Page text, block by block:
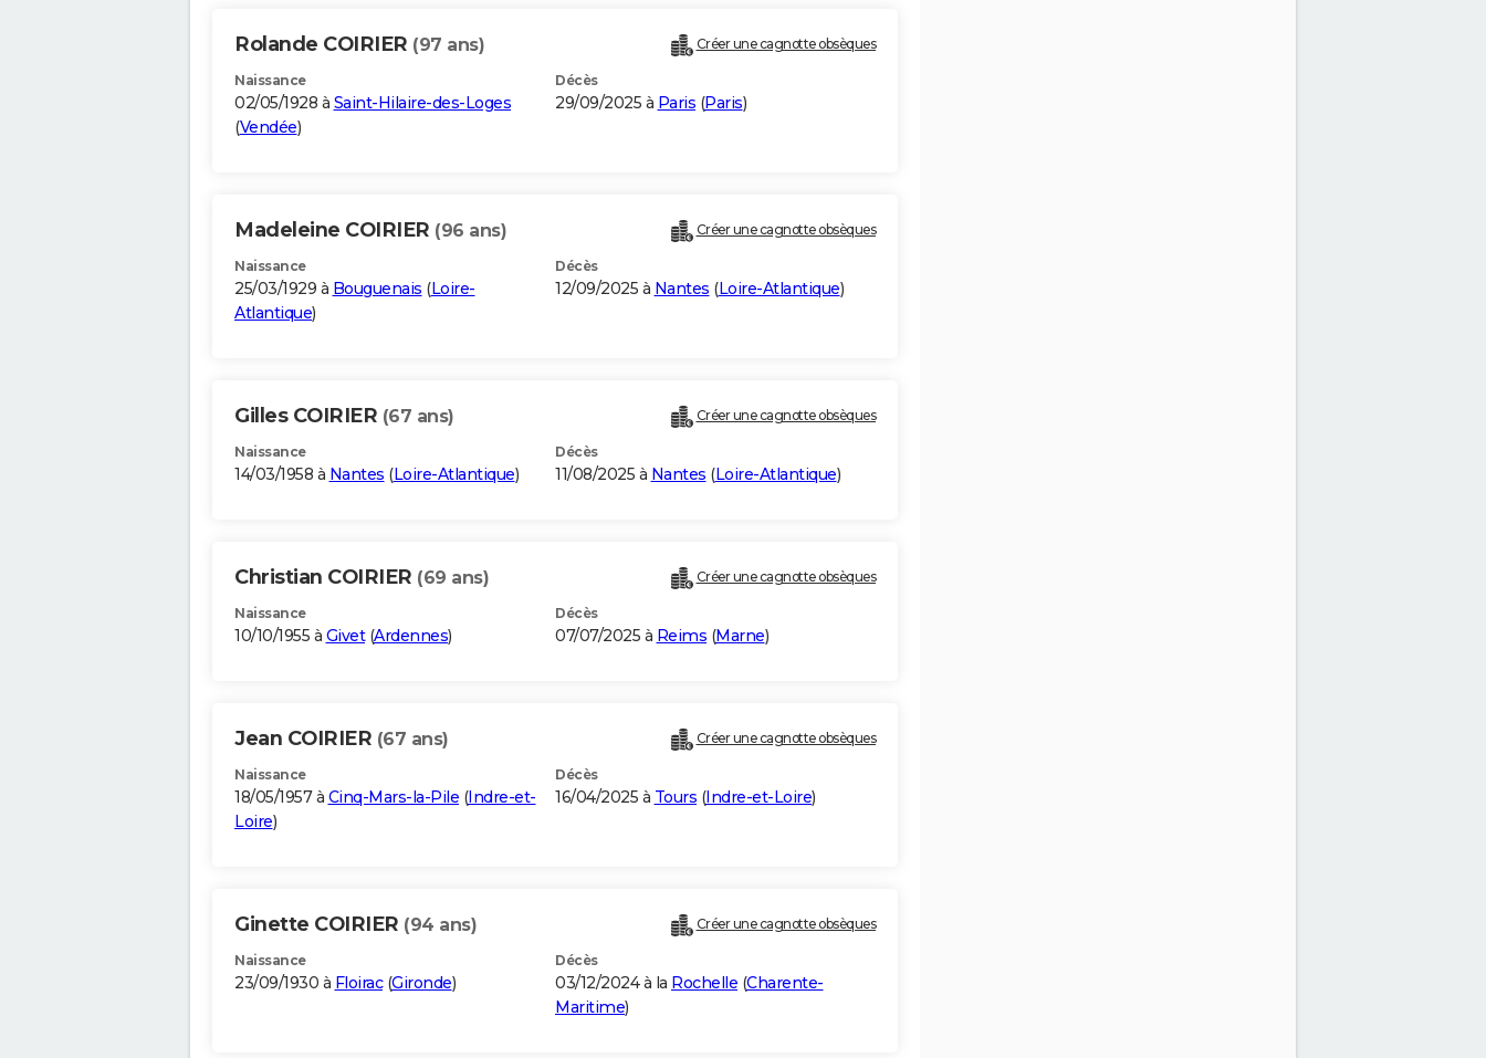
Rolande COIRIER (97 ans) Créer une cagnotte obsèques
Naissance
02/05/1928 à Saint-Hilaire-des-Loges
(Vendée)
Décès
29/09/2025 à Paris (Paris)
Madeleine COIRIER (96 ans) Créer une cagnotte obsèques
Naissance
25/03/1929 à Bouguenais (Loire-
Atlantique)
Décès
12/09/2025 à Nantes (Loire-Atlantique)
Gilles COIRIER (67 ans) Créer une cagnotte obsèques
Naissance
14/03/1958 à Nantes (Loire-Atlantique)
Décès
11/08/2025 à Nantes (Loire-Atlantique)
Christian COIRIER (69 ans) Créer une cagnotte obsèques
Naissance
10/10/1955 à Givet(Ardennes)
Décès
07/07/2025 à Reims (Marne)
Jean COIRIER (67 ans) Créer une cagnotte obsèques
Naissance
18/05/1957 à Cinq-Mars-la-Pile (Indre-et-
Loire)
Décès
16/04/2025 à Tours (Indre-et-Loire)
Ginette COIRIER (94 ans) Créer une cagnotte obsèques
Naissance
23/09/1930 à Floirac(Gironde)
Décès
03/12/2024 à la Rochelle (Charente-
Maritime)